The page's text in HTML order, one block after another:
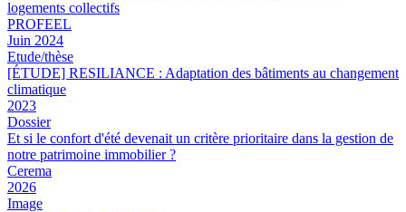
logements collectifs
PROFEEL
Juin 2024
Etude/thèse
[ÉTUDE] RESILIANCE : Adaptation des bâtiments au changement
climatique
2023
Dossier
Et si le confort d'été devenait un critère prioritaire dans la gestion de
notre patrimoine immobilier ?
Cerema
2026
Image